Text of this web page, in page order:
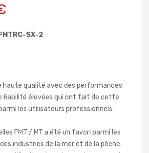
SX-2
haute qualité avec des performances
fiabilité élevées qui ont fait de cette
les utilisateurs professionnels.
FMT / MT a été un favori parmi les
industries de la mer et de la pêche.